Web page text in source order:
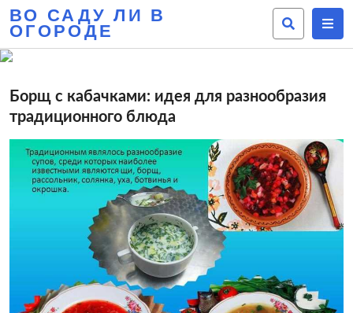
ВО САДУ ЛИ В
ОГОРОДЕ
Борщ с кабачками: идея для разнообразия
традиционного блюда